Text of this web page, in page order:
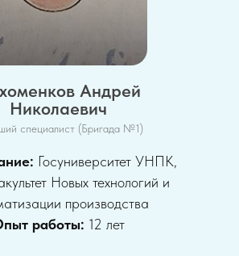
Андрей
Николаевич
специалист (Бригада №1)
Госуниверситет УНПК,
Новых технологий и
производства
работы: 12 лет